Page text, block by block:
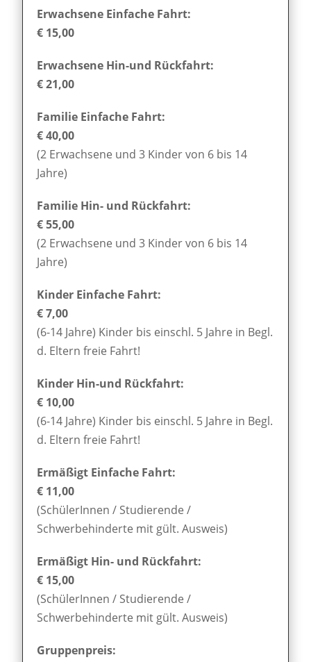
Erwachsene Einfache Fahrt:
€ 15,00
Erwachsene Hin-und Rückfahrt:
€ 21,00
Familie Einfache Fahrt:
€ 40,00
(2 Erwachsene und 3 Kinder von 6 bis 14
Jahre)
Familie Hin- und Rückfahrt:
€ 55,00
(2 Erwachsene und 3 Kinder von 6 bis 14
Jahre)
Kinder Einfache Fahrt:
€ 7,00
(6-14 Jahre) Kinder bis einschl. 5 Jahre in Begl.
d. Eltern freie Fahrt!
Kinder Hin-und Rückfahrt:
€ 10,00
(6-14 Jahre) Kinder bis einschl. 5 Jahre in Begl.
d. Eltern freie Fahrt!
Ermäßigt Einfache Fahrt:
€ 11,00
(SchülerInnen / Studierende /
Schwerbehinderte mit gült. Ausweis)
Ermäßigt Hin- und Rückfahrt:
€ 15,00
(SchülerInnen / Studierende /
Schwerbehinderte mit gült. Ausweis)
Gruppenpreis: